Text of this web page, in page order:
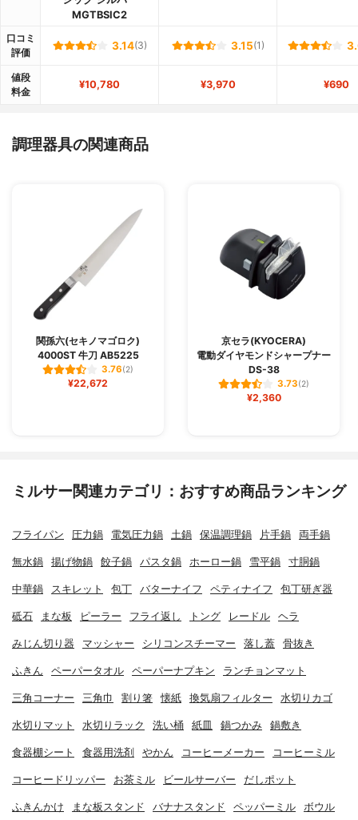
MGTBSIC2
口コミ
評価
3.14(3) 3.15(1)
値段
料金
¥10,780 ¥3,970 ¥690
調理器具の関連商品
関孫六(セキノマゴロク)
4000ST 牛刀 AB5225
3.76(2)
¥22,672
京セラ(KYOCERA)
電動ダイヤモンドシャープナー
DS-38
3.73(2)
¥2,360
ミルサー関連カテゴリ：おすすめ商品ランキング
フライパン 圧力鍋 電気圧力鍋 土鍋 保温調理鍋 片手鍋 両手鍋
無水鍋 揚げ物鍋 餃子鍋 パスタ鍋 ホーロー鍋 雪平鍋 寸胴鍋
中華鍋 スキレット 包丁 バターナイフ ペティナイフ 包丁研ぎ器
砥石 まな板 ピーラー フライ返し トング レードル ヘラ
みじん切り器 マッシャー シリコンスチーマー 落し蓋 骨抜き
ふきん ペーパータオル ペーパーナプキン ランチョンマット
三角コーナー 三角巾 割り箸 懐紙 換気扇フィルター 水切りカゴ
水切りマット 水切りラック 洗い桶 紙皿 鍋つかみ 鍋敷き
食器棚シート 食器用洗剤 やかん コーヒーメーカー コーヒーミル
コーヒードリッパー お茶ミル ビールサーバー だしポット
ふきんかけ まな板スタンド バナナスタンド ペッパーミル ボウル